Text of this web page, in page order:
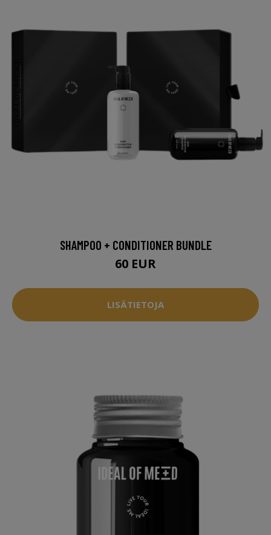
SHAMPOO + CONDITIONER BUNDLE
60 EUR
LISÄTIETOJA